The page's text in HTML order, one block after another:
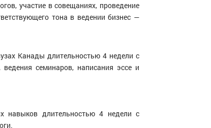
участие в совещаниях, проведение
тона в ведении бизнес —
Канады длительностью 4 недели с
семинаров, написания эссе и
навыков длительностью 4 недели с